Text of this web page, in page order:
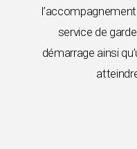
service de
démarrage ainsi